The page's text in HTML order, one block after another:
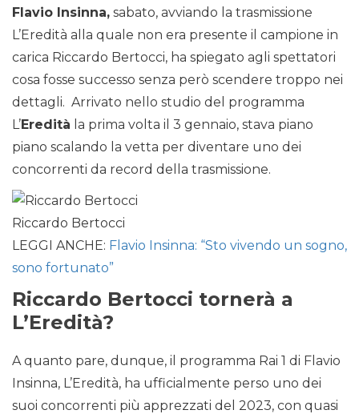
Flavio Insinna, sabato, avviando la trasmissione
L’Eredità alla quale non era presente il campione in
carica Riccardo Bertocci, ha spiegato agli spettatori
cosa fosse successo senza però scendere troppo nei
dettagli. Arrivato nello studio del programma
L’Eredità la prima volta il 3 gennaio, stava piano
piano scalando la vetta per diventare uno dei
concorrenti da record della trasmissione.
Riccardo Bertocci
LEGGI ANCHE: Flavio Insinna: “Sto vivendo un sogno,
sono fortunato”
Riccardo Bertocci tornerà a
L’Eredità?
A quanto pare, dunque, il programma Rai 1 di Flavio
Insinna, L’Eredità, ha ufficialmente perso uno dei
suoi concorrenti più apprezzati del 2023, con quasi